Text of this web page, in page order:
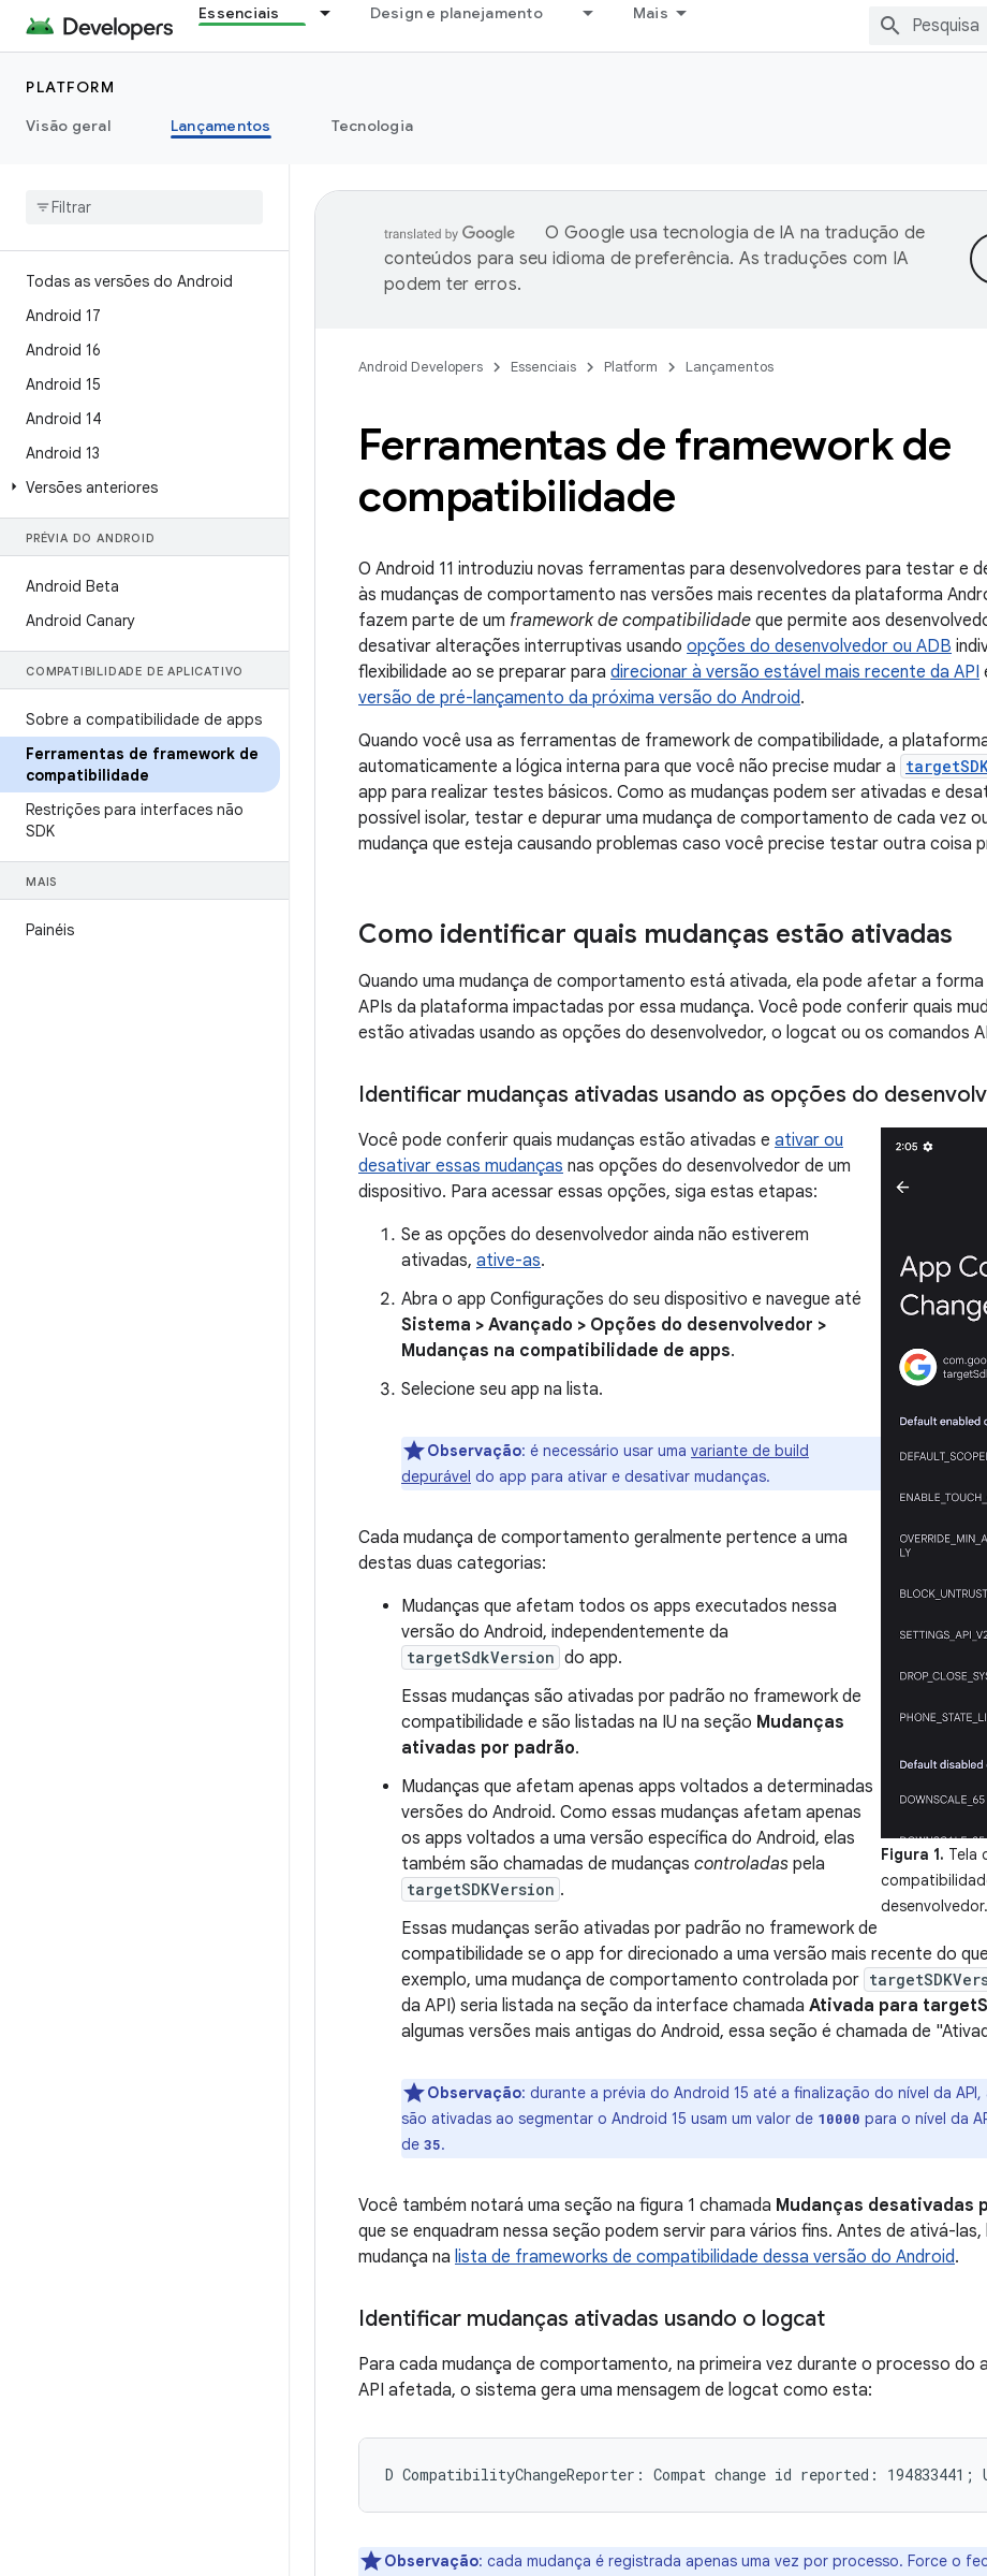
Essenciais Design e planejamento Mais
PLATFORM
Visão geral
Lançamentos Tecnologia
Todas as versões do Android
Android 17
Android 16
Android 15
Android 14
Android 13
Versões anteriores
PRÉVIA DO ANDROID
Android Beta
Android Canary
COMPATIBILIDADE DE APLICATIVO
Sobre a compatibilidade de apps
Ferramentas de framework de
compatibilidade
Restrições para interfaces não
SDK
MAIS
Painéis
O Google usa tecnologia de IA na tradução de
conteúdos para seu idioma de preferência. As traduções com IA
podem ter erros.
Android Developers Essenciais Platform Lançamentos
Ferramentas de framework de
compatibilidade
O Android 11 introduziu novas ferramentas para desenvolvedores para testar e
às mudanças de comportamento nas versões mais recentes da plataforma
fazem parte de um framework de compatibilidade que permite aos
desativar alterações interruptivas usando opções do desenvolvedor ou ADB
flexibilidade ao se preparar para direcionar à versão estável mais recente da API
versão de pré-lançamento da próxima versão do Android.
Quando você usa as ferramentas de framework de compatibilidade, a
automaticamente a lógica interna para que você não precise mudar a
app para realizar testes básicos. Como as mudanças podem ser ativadas e
possível isolar, testar e depurar uma mudança de comportamento de cada vez
mudança que esteja causando problemas caso você precise testar outra coisa
Como identificar quais mudanças estão ativadas
Quando uma mudança de comportamento está ativada, ela pode afetar a
APIs da plataforma impactadas por essa mudança. Você pode conferir quais
estão ativadas usando as opções do desenvolvedor, o logcat ou os comandos
Identificar mudanças ativadas usando as opções do
Figura 1. Tela
desenvolvedor.
Você pode conferir quais mudanças estão ativadas e ativar ou
desativar essas mudanças nas opções do desenvolvedor de um
dispositivo. Para acessar essas opções, siga estas etapas:
Se as opções do desenvolvedor ainda não estiverem
ativadas, ative-as.
Abra o app Configurações do seu dispositivo e navegue até
Sistema > Avançado > Opções do desenvolvedor >
Mudanças na compatibilidade de apps.
Selecione seu app na lista.
Observação: é necessário usar uma variante de build
depurável do app para ativar e desativar mudanças.
Cada mudança de comportamento geralmente pertence a uma
destas duas categorias:
Mudanças que afetam todos os apps executados nessa
versão do Android, independentemente da
targetSdkVersion do app.
Essas mudanças são ativadas por padrão no framework de
compatibilidade e são listadas na IU na seção Mudanças
ativadas por padrão.
Mudanças que afetam apenas apps voltados a determinadas
versões do Android. Como essas mudanças afetam apenas
os apps voltados a uma versão específica do Android, elas
também são chamadas de mudanças controladas pela
targetSDKVersion .
Essas mudanças serão ativadas por padrão no framework de
compatibilidade se o app for direcionado a uma versão mais recente do
exemplo, uma mudança de comportamento controlada por
da API) seria listada na seção da interface chamada Ativada para
algumas versões mais antigas do Android, essa seção é chamada de
Observação: durante a prévia do Android 15 até a finalização do nível da API,
são ativadas ao segmentar o Android 15 usam um valor de 10000 para o nível da
de 35.
Você também notará uma seção na figura 1 chamada Mudanças desativadas
que se enquadram nessa seção podem servir para vários fins. Antes de ativá-
mudança na lista de frameworks de compatibilidade dessa versão do Android.
Identificar mudanças ativadas usando o logcat
Para cada mudança de comportamento, na primeira vez durante o processo do
API afetada, o sistema gera uma mensagem de logcat como esta:
Observação: cada mudança é registrada apenas uma vez por processo. Force o